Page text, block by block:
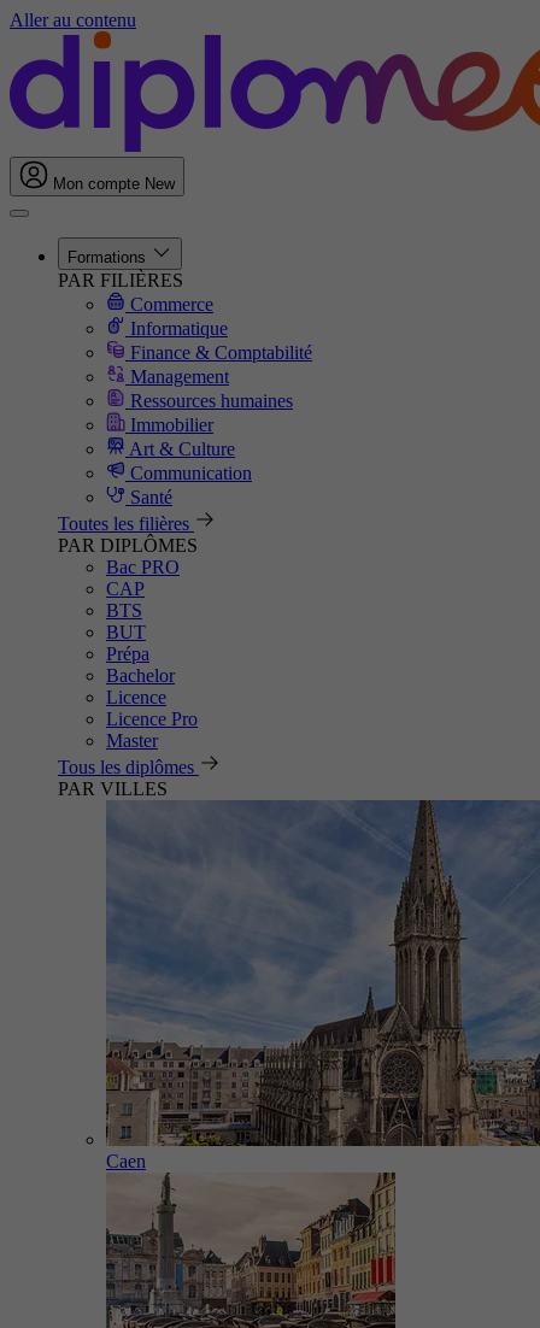
Aller au contenu
Mon compte New
Formations
PAR FILIÈRES
Commerce
Informatique
Finance & Comptabilité
Management
Ressources humaines
Immobilier
Art & Culture
Communication
Santé
Toutes les filières
PAR DIPLÔMES
Bac PRO
CAP
BTS
BUT
Prépa
Bachelor
Licence
Licence Pro
Master
Tous les diplômes
PAR VILLES
Caen